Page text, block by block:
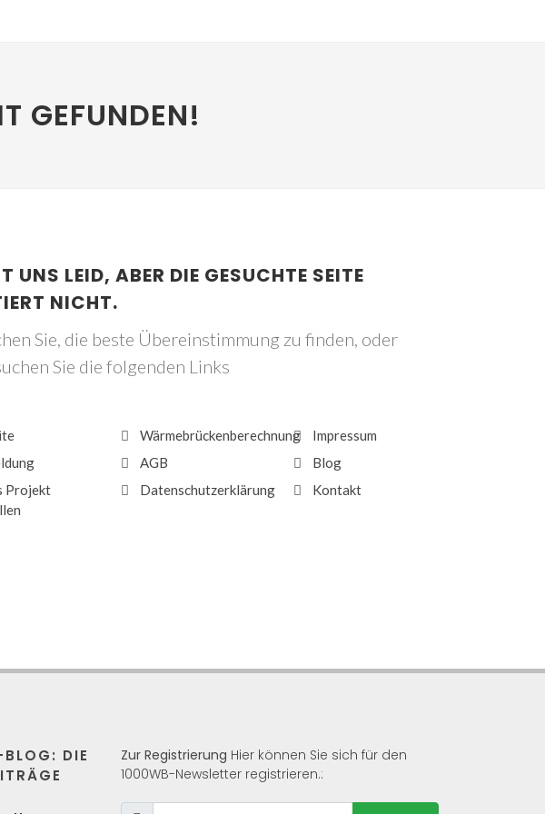
GEFUNDEN!
UNS LEID, ABER DIE GESUCHTE SEITE
NICHT.
Sie, die beste Übereinstimmung zu finden, oder
Sie die folgenden Links
Projekt
Wärmebrückenberechnung
AGB
Datenschutzerklärung
Impressum
Blog
Kontakt
DIE
Zur Registrierung Hier können Sie sich für den
1000WB-Newsletter registrieren.: